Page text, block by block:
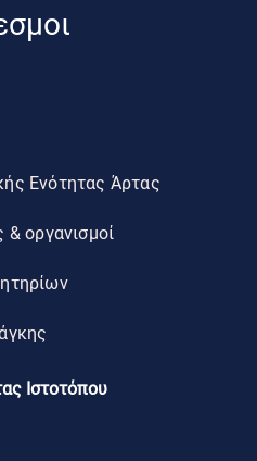
Ενότητας Άρτας
& οργανισμοί
Ιστοτόπου